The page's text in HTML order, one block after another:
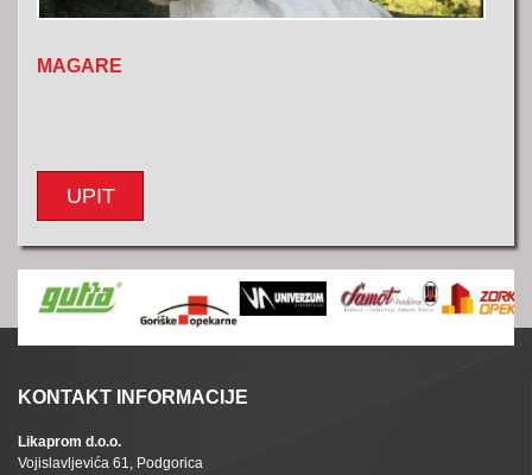
MAGARE
UPIT
KONTAKT INFORMACIJE
Likaprom d.o.o.
Vojislavljevića 61, Podgorica